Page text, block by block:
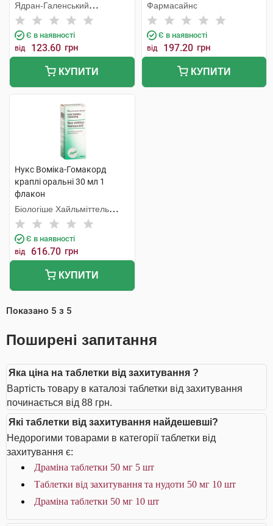
Ядран-Галенський
Лабораторій
Є в наявності
від 123.60 грн
КУПИТИ
Фармасайнс
Є в наявності
від 197.20 грн
КУПИТИ
Нукс Воміка-Гомакорд
краплі оральні 30 мл 1
флакон
Біологіше Хайльміттель
Хеель
Є в наявності
від 616.70 грн
КУПИТИ
Показано 5 з 5
Поширені запитання
Яка ціна на таблетки від захитування ?
Вартість товару в каталозі таблетки від захитування
починається від 88 грн.
Які таблетки від захитування найдешевші?
Недорогими товарами в категорії таблетки від
захитування є:
Драміна таблетки 50 мг 5 шт
Таблетки від захитування та нудоти 50 мг 10 шт
Драміна таблетки 50 мг 10 шт